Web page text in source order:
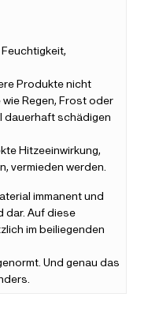
Produkte nicht
Regen, Frost oder
dauerhaft schädigen
Hitzeeinwirkung,
vermieden werden.
immanent und
dar. Auf diese
im beiliegenden
Und genau das